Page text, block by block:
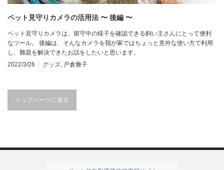
ペット見守りカメラの活用法 〜 後編 〜
ペット見守りカメラは、留守中の様子を確認できる飼い主さんにとって便利
なツール。 後編は、そんなカメラを我が家ではちょっと意外な使い方で利用
し、難題を解決できたお話をしたいと思います。
2022/3/26
グッズ, 戸倉雅子
トップページに戻る